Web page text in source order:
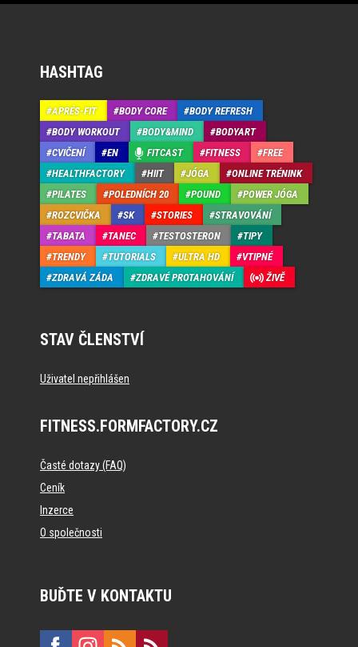
HASHTAG
APRÉS-FIT BODY CORE
BODY REFRESH
BODY WORKOUT
BODY&MIND
BODYART
CVIČENÍ
EN FITCAST FITNESS
FREE
HEALTHFACTORY
HIIT JÓGA
ONLINE TRÉNINK
PILATES
POLEDNÍCH 20 POUND
POWER JÓGA
ROZCVIČKA
SK STORIES
STRAVOVÁNÍ
TABATA
TANEC TESTOSTERON
TIPY
TRENDY
TUTORIALS ULTRA HD
VTIPNÉ
ZDRAVÁ ZÁDA
ZDRAVÉ PROTAHOVÁNÍ ŽIVĚ
STAV ČLENSTVÍ
Uživatel nepřihlášen
FITNESS.FORMFACTORY.CZ
Časté dotazy (FAQ)
Ceník
Inzerce
O společnosti
BUĎTE V KONTAKTU